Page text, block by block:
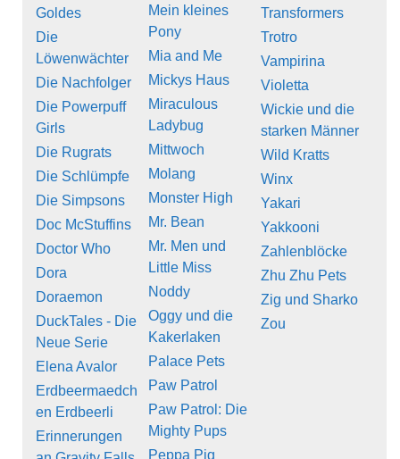
Goldes
Die
Löwenwächter
Die Nachfolger
Die Powerpuff
Girls
Die Rugrats
Die Schlümpfe
Die Simpsons
Doc McStuffins
Doctor Who
Dora
Doraemon
DuckTales - Die
Neue Serie
Elena Avalor
Erdbeermaedch
en Erdbeerli
Erinnerungen
Mein kleines
Pony
Mia and Me
Mickys Haus
Miraculous
Ladybug
Mittwoch
Molang
Monster High
Mr. Bean
Mr. Men und
Little Miss
Noddy
Oggy und die
Kakerlaken
Palace Pets
Paw Patrol
Paw Patrol: Die
Mighty Pups
Peppa Pig
Transformers
Trotro
Vampirina
Violetta
Wickie und die
starken Männer
Wild Kratts
Winx
Yakari
Yakkooni
Zahlenblöcke
Zhu Zhu Pets
Zig und Sharko
Zou